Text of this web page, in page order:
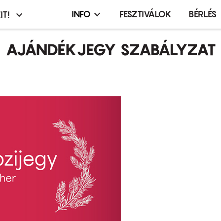
Infó,
terembérlés
INFO FESZTIVÁLOK BÉRLÉS
AJÁNDÉKJEGY SZABÁLYZAT